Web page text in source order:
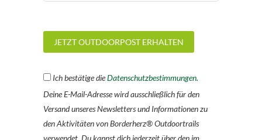
Ich bestätige dieDatenschutzbestimmungen.
Deine E-Mail-Adresse wird ausschließlich für den
Versand unseres Newsletters und Informationen zu
den Aktivitäten von Borderherz® Outdoortrails
verwendet. Du kannst dich jederzeit über den im